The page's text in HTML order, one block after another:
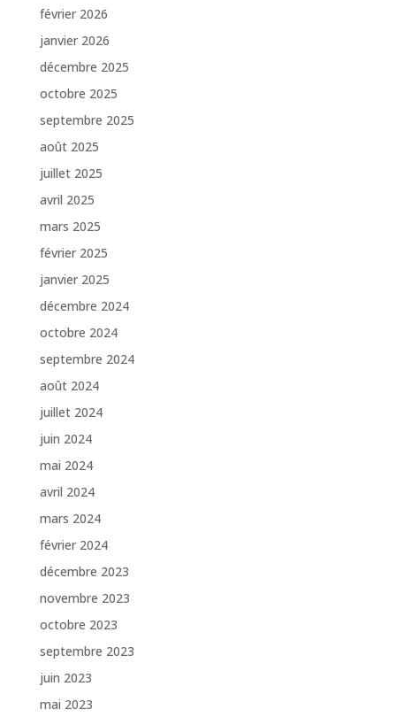
février 2026
janvier 2026
décembre 2025
octobre 2025
septembre 2025
août 2025
juillet 2025
avril 2025
mars 2025
février 2025
janvier 2025
décembre 2024
octobre 2024
septembre 2024
août 2024
juillet 2024
juin 2024
mai 2024
avril 2024
mars 2024
février 2024
décembre 2023
novembre 2023
octobre 2023
septembre 2023
juin 2023
mai 2023